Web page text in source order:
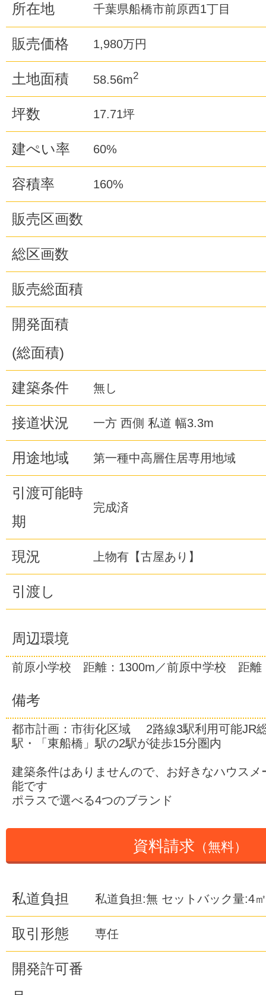
所在地 千葉県船橋市前原西1丁目
販売価格 1,980万円
土地面積 58.56m2
坪数 17.71坪
建ぺい率 60%
容積率 160%
販売区画数
総区画数
販売総面積
開発面積
(総面積)
建築条件 無し
接道状況 一方 西側 私道 幅3.3m
用途地域 第一種中高層住居専用地域
引渡可能時
期
完成済
現況 上物有【古屋あり】
引渡し
周辺環境
前原小学校 距離：1300m／前原中学校 距離
備考
都市計画：市街化区域 2路線3駅利用可能JR
駅・「東船橋」駅の2駅が徒歩15分圏内
建築条件はありませんので、お好きなハウスメ
能です
ポラスで選べる4つのブランド
資料請求 （無料）
私道負担 私道負担:無 セットバック量:4㎡
取引形態 専任
開発許可番